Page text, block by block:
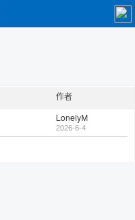
作者
LonelyM
2026-6-4